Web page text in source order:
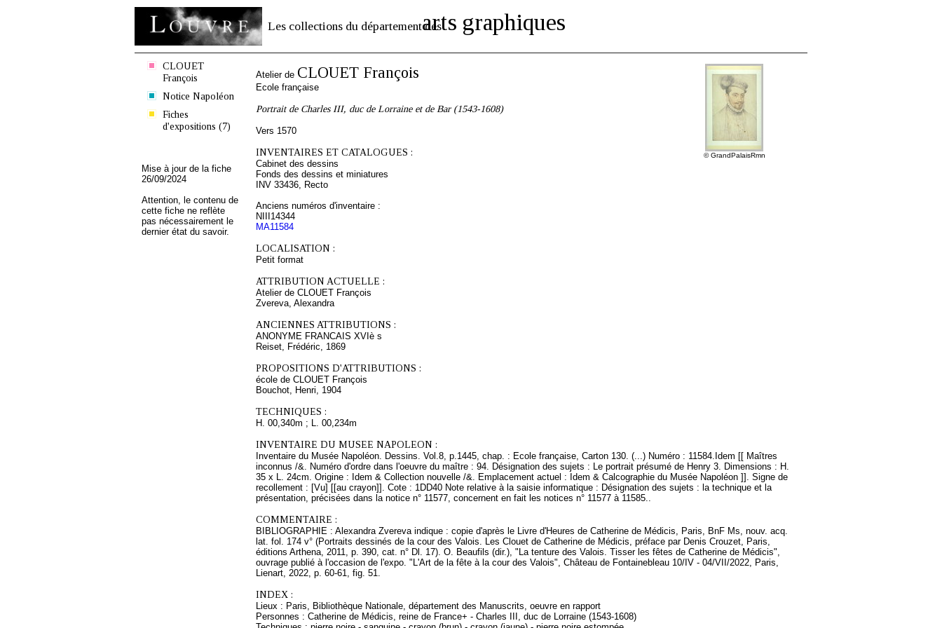
Les collections du département desarts graphiques
CLOUET
François
Notice Napoléon
Fiches
d'expositions (7)
Mise à jour de la fiche
26/09/2024
Attention, le contenu de
cette fiche ne reflète
pas nécessairement le
dernier état du savoir.
© GrandPalaisRmn
Atelier de CLOUET François
Ecole française
Portrait de Charles III, duc de Lorraine et de Bar (1543-1608)
Vers 1570
INVENTAIRES ET CATALOGUES :
Cabinet des dessins
Fonds des dessins et miniatures
INV 33436, Recto
Anciens numéros d'inventaire :
NIII14344
MA11584
LOCALISATION :
Petit format
ATTRIBUTION ACTUELLE :
Atelier de CLOUET François
Zvereva, Alexandra
ANCIENNES ATTRIBUTIONS :
ANONYME FRANCAIS XVIè s
Reiset, Frédéric, 1869
PROPOSITIONS D'ATTRIBUTIONS :
école de CLOUET François
Bouchot, Henri, 1904
TECHNIQUES :
H. 00,340m ; L. 00,234m
INVENTAIRE DU MUSEE NAPOLEON :
Inventaire du Musée Napoléon. Dessins. Vol.8, p.1445, chap. : Ecole française, Carton 130. (...) Numéro : 11584.Idem [[ Maîtres
inconnus /&. Numéro d'ordre dans l'oeuvre du maître : 94. Désignation des sujets : Le portrait présumé de Henry 3. Dimensions : H.
35 x L. 24cm. Origine : Idem & Collection nouvelle /&. Emplacement actuel : Idem & Calcographie du Musée Napoléon ]]. Signe de
recollement : [Vu] [[au crayon]]. Cote : 1DD40 Note relative à la saisie informatique : Désignation des sujets : la technique et la
présentation, précisées dans la notice n° 11577, concernent en fait les notices n° 11577 à 11585..
COMMENTAIRE :
BIBLIOGRAPHIE : Alexandra Zvereva indique : copie d'après le Livre d'Heures de Catherine de Médicis, Paris, BnF Ms, nouv. acq.
lat. fol. 174 v° (Portraits dessinés de la cour des Valois. Les Clouet de Catherine de Médicis, préface par Denis Crouzet, Paris,
éditions Arthena, 2011, p. 390, cat. n° Dl. 17). O. Beaufils (dir.), "La tenture des Valois. Tisser les fêtes de Catherine de Médicis",
ouvrage publié à l'occasion de l'expo. "L'Art de la fête à la cour des Valois", Château de Fontainebleau 10/IV - 04/VII/2022, Paris,
Lienart, 2022, p. 60-61, fig. 51.
INDEX :
Lieux : Paris, Bibliothèque Nationale, département des Manuscrits, oeuvre en rapport
Personnes : Catherine de Médicis, reine de France+ - Charles III, duc de Lorraine (1543-1608)